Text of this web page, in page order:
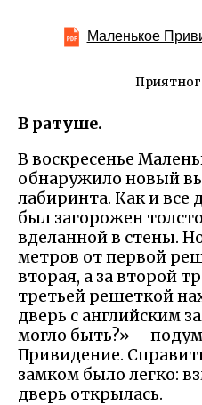
Маленькое
В ратуше.
В воскресенье
обнаружило новый
лабиринта. Как и все
был загорожен
вделанной в стены.
метров от первой
вторая, а за второй
третьей решеткой
дверь с английским
могло быть?» –
Привидение.
замком было легко:
дверь открылась.